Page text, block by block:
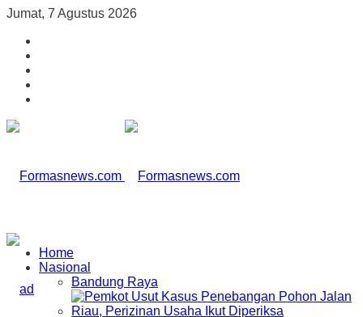
Jumat, 7 Agustus 2026
Home
Nasional
Bandung Raya